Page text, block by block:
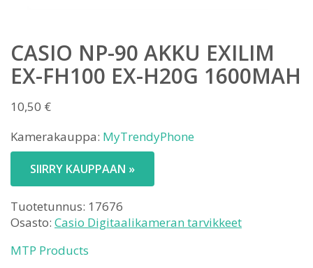
CASIO NP-90 AKKU EXILIM
EX-FH100 EX-H20G 1600MAH
10,50 €
Kamerakauppa: MyTrendyPhone
SIIRRY KAUPPAAN »
Tuotetunnus: 17676
Osasto: Casio Digitaalikameran tarvikkeet
MTP Products